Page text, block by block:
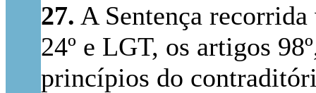
27. A Sentença
24º e LGT, os artigos
princípios do